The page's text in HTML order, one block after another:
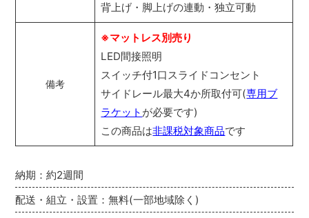
納期：約2週間
配送・組立・設置：無料(一部地域除く)
背上げ・脚上げの連動・独立可動
備考
※マットレス別売り
LED間接照明
スイッチ付1口スライドコンセント
サイドレール最大4か所取付可(専用ブ
ラケット が必要です)
この商品は非課税対象商品です